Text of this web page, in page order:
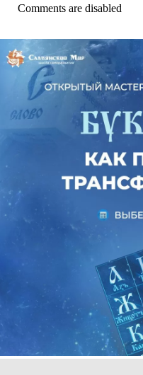
Comments are disabled